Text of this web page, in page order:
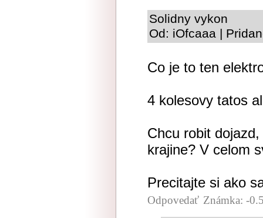
Solidny vykon
Od: iOfcaaa |
Co je to ten
4 kolesovy tatos
Chcu robit
krajine? V celom
Precitajte si ako
Odpovedať Známka: -